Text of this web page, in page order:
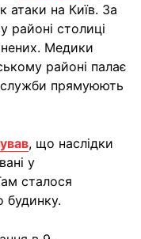
атаки на Київ. За
районі столиці
Медики
районі палає
служби прямуюють
, що наслідки
у
сталося
будинку.